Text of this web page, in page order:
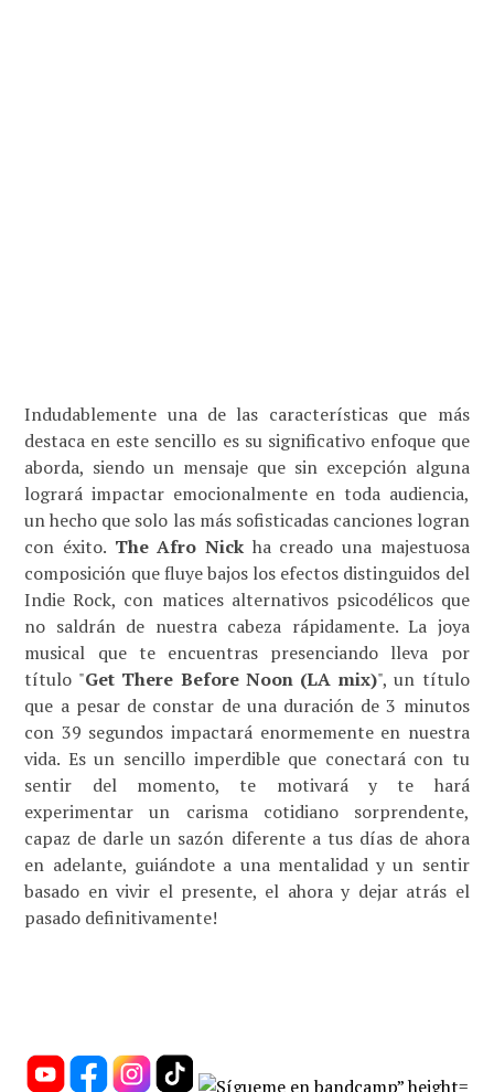
Indudablemente una de las características que más
destaca en este sencillo es su significativo enfoque que
aborda, siendo un mensaje que sin excepción alguna
logrará impactar emocionalmente en toda audiencia,
un hecho que solo las más sofisticadas canciones logran
con éxito. The Afro Nick ha creado una majestuosa
composición que fluye bajos los efectos distinguidos del
Indie Rock, con matices alternativos psicodélicos que
no saldrán de nuestra cabeza rápidamente. La joya
musical que te encuentras presenciando lleva por
título "Get There Before Noon (LA mix)", un título
que a pesar de constar de una duración de 3 minutos
con 39 segundos impactará enormemente en nuestra
vida. Es un sencillo imperdible que conectará con tu
sentir del momento, te motivará y te hará
experimentar un carisma cotidiano sorprendente,
capaz de darle un sazón diferente a tus días de ahora
en adelante, guiándote a una mentalidad y un sentir
basado en vivir el presente, el ahora y dejar atrás el
pasado definitivamente!